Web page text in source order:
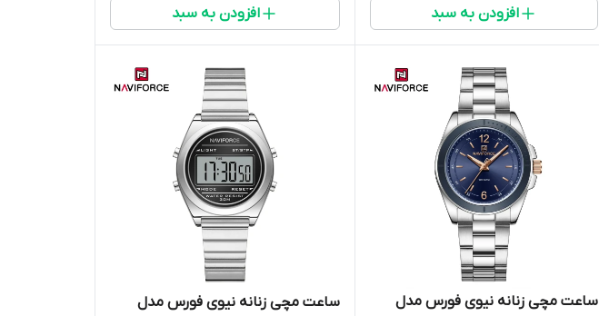
افزودن به سبد افزودن به سبد
ساعت مچی زنانه نیوی فورس مدل
ساعت مچی زنانه نیوی فورس مدل